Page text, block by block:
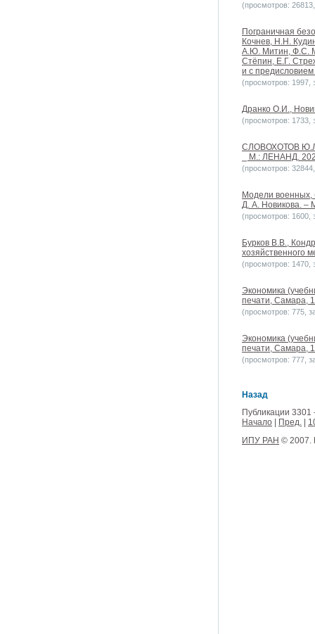
(просмотров:
Пограничная
Кочнев, Н.Н.
А.Ю. Митин, Ф.С.
Стёпин, Е.Г.
и с
(просмотров: 1997,
Дранко О.И.,
(просмотров: 1733,
СЛОВОХОТОВ Ю.Л.
⎯ М.: ЛЕНАНД.
(просмотров:
Модели военных,
Д. А. Новикова. –
(просмотров: 1600,
Бурков В.В.,
хозяйственного
(просмотров: 1470,
Экономика
печати, Самара,
(просмотров: 775,
Экономика
печати, Самара,
(просмотров: 777,
Назад
Публикации 3301
Начало
Пред.
ИПУ РАН © 2007.